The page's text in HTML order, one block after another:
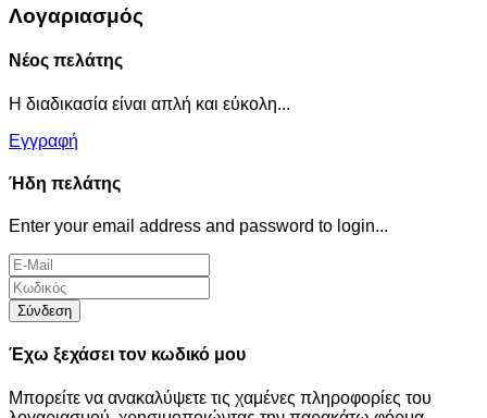
Λογαριασμός
Νέος πελάτης
Η διαδικασία είναι απλή και εύκολη...
Εγγραφή
Ήδη πελάτης
Enter your email address and password to login...
Σύνδεση
Έχω ξεχάσει τον κωδικό μου
Μπορείτε να ανακαλύψετε τις χαμένες πληροφορίες του